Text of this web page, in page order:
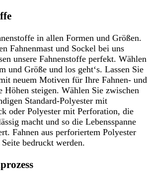
in allen Formen und Größen.
Fahnenmast und Sockel bei uns
unsere Fahnenstoffe perfekt. Wählen
und Größe und los geht‘s. Lassen Sie
neuem Motiven für Ihre Fahnen- und
Höhen steigen. Wählen Sie zwischen
Standard-Polyester mit
oder Polyester mit Perforation, die
macht und so die Lebensspanne
Fahnen aus perforiertem Polyester
bedruckt werden.